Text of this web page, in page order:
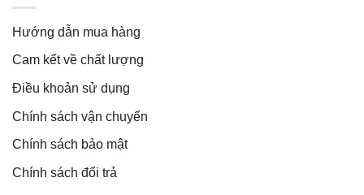
Hướng dẫn mua hàng
Cam kết về chất lượng
Điều khoản sử dụng
Chính sách vận chuyển
Chính sách bảo mật
Chính sách đổi trả